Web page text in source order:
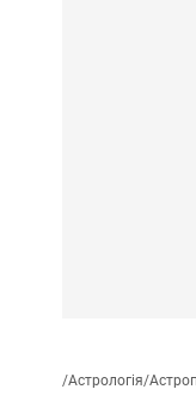
/Астрологія/